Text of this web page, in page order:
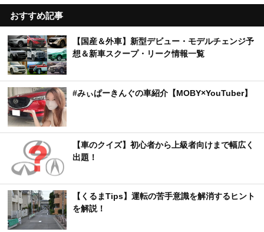
おすすめ記事
【国産＆外車】新型デビュー・モデルチェンジ予
想＆新車スクープ・リーク情報一覧
#みぃぱーきんぐの車紹介【MOBY×YouTuber】
【車のクイズ】初心者から上級者向けまで幅広く
出題！
【くるまTips】運転の苦手意識を解消するヒント
を解説！